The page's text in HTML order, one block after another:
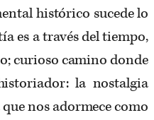
histórico sucede lo
es a través del tiempo,
curioso camino donde
la nostalgia
nos adormece como